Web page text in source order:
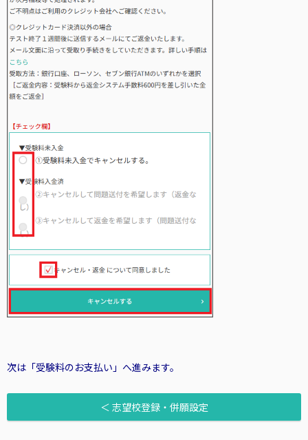
次は「受験料のお支払い」へ進みます。
＜ 志望校登録・併願設定